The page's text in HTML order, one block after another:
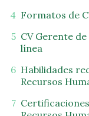
Formatos de
CV Gerente
línea
Habilidades
Recursos